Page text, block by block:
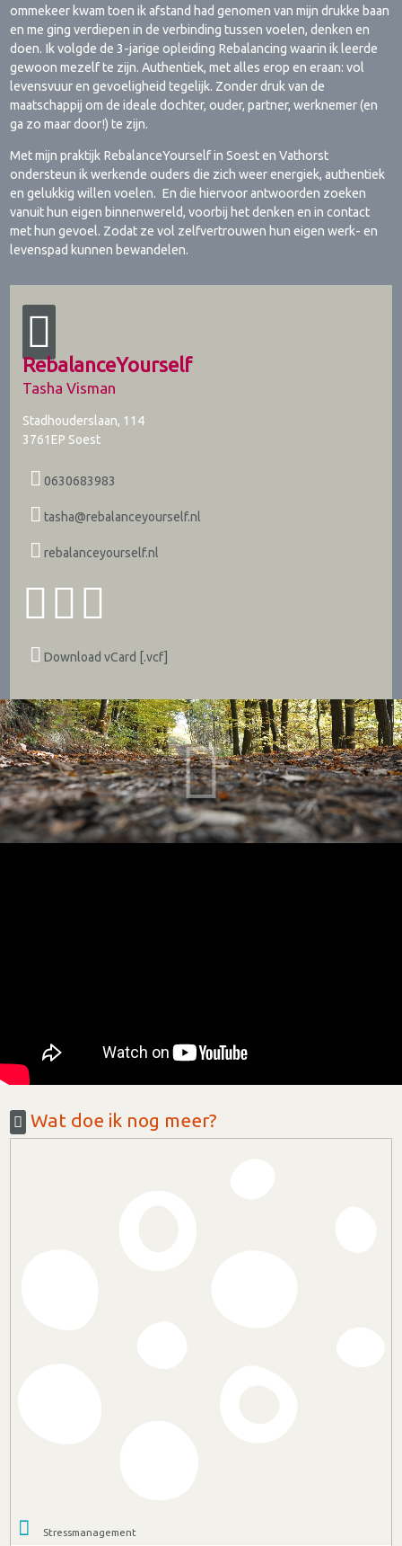
ommekeer kwam toen ik afstand had genomen van mijn drukke baan
en me ging verdiepen in de verbinding tussen voelen, denken en
doen. Ik volgde de 3-jarige opleiding Rebalancing waarin ik leerde
gewoon mezelf te zijn. Authentiek, met alles erop en eraan: vol
levensvuur en gevoeligheid tegelijk. Zonder druk van de
maatschappij om de ideale dochter, ouder, partner, werknemer (en
ga zo maar door!) te zijn.
Met mijn praktijk RebalanceYourself in Soest en Vathorst
ondersteun ik werkende ouders die zich weer energiek, authentiek
en gelukkig willen voelen. En die hiervoor antwoorden zoeken
vanuit hun eigen binnenwereld, voorbij het denken en in contact
met hun gevoel. Zodat ze vol zelfvertrouwen hun eigen werk- en
levenspad kunnen bewandelen.
RebalanceYourself
Tasha Visman
Stadhouderslaan, 114
3761EP Soest
0630683983
tasha@rebalanceyourself.nl
rebalanceyourself.nl
Download vCard [.vcf]
Wat doe ik nog meer?
Stressmanagement